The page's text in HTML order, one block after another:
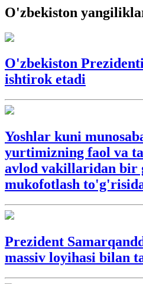
O'zbekiston
O'zbekiston
ishtirok etadi
Yoshlar kuni
yurtimizning faol va
avlod vakillaridan bir
mukofotlash
Prezident
massiv loyihasi bilan